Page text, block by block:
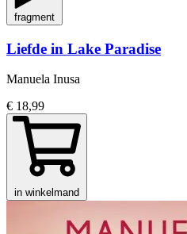
fragment
Liefde in Lake Paradise
Manuela Inusa
€ 18,99
in winkelmand